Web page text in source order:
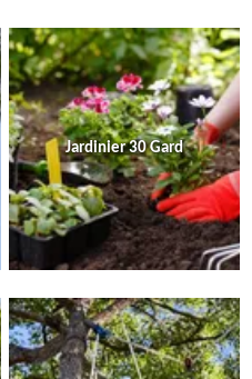
Jardinier 30 Gard